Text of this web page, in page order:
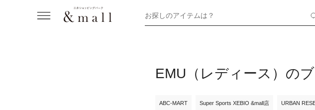
お探しのアイテムは？
EMU（レディース）の
ABC-MART Super Sports XEBIO &mall店 URBAN